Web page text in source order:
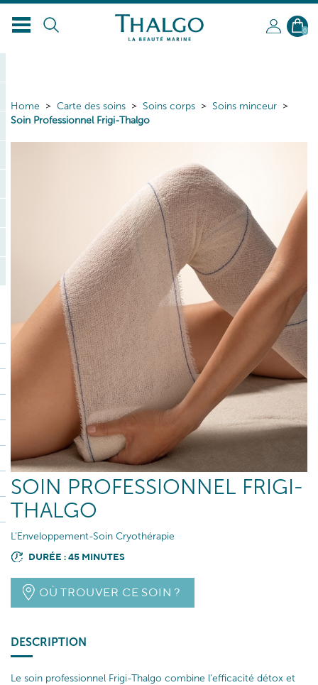
0
Home Carte des soins Soins corps
Soins minceur
Soin Professionnel Frigi-Thalgo
SOIN PROFESSIONNEL FRIGI-
THALGO
L'Enveloppement-Soin Cryothérapie
DURÉE : 45 MINUTES
OÙ TROUVER CE SOIN ?
DESCRIPTION
Le soin professionnel Frigi-Thalgo combine l’efficacité détox et